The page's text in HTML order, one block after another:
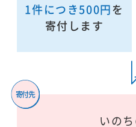
1件につき500円を
寄付します
いの